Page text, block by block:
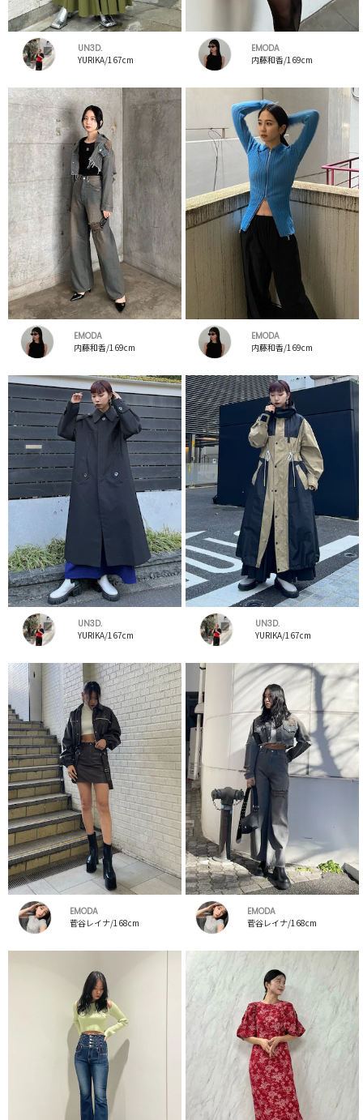
UN3D.
YURIKA/167cm
EMODA
内藤和香/169cm
EMODA
内藤和香/169cm
EMODA
内藤和香/169cm
UN3D.
YURIKA/167cm
UN3D.
YURIKA/167cm
EMODA
菅谷レイナ/168cm
EMODA
菅谷レイナ/168cm